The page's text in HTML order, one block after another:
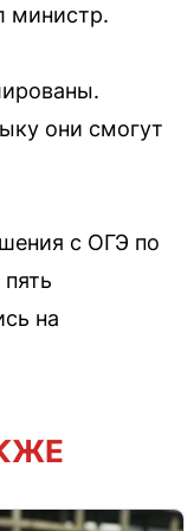
министр.
они смогут
с ОГЭ по
на